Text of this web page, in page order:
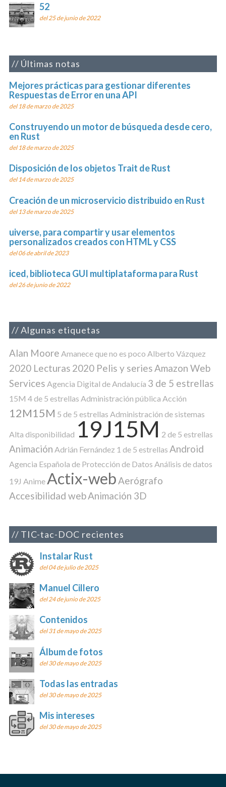
52
del 25 de junio de 2022
Últimas notas
Mejores prácticas para gestionar diferentes
Respuestas de Error en una API
del 18 de marzo de 2025
Construyendo un motor de búsqueda desde cero,
en Rust
del 18 de marzo de 2025
Disposición de los objetos Trait de Rust
del 14 de marzo de 2025
Creación de un microservicio distribuido en Rust
del 13 de marzo de 2025
uiverse, para compartir y usar elementos
personalizados creados con HTML y CSS
del 06 de abril de 2023
iced, biblioteca GUI multiplataforma para Rust
del 26 de junio de 2022
Algunas etiquetas
Alan Moore Amanece que no es poco Alberto Vázquez
2020 Lecturas 2020 Pelis y seriesAmazon Web
Services Agencia Digital de Andalucía 3 de 5 estrellas
15M 4 de 5 estrellas Administración pública Acción
12M15M 5 de 5 estrellas Administración de sistemas
Alta disponibilidad 19J15M 2 de 5 estrellas
Animación Adrián Fernández 1 de 5 estrellas Android
Agencia Española de Protección de Datos Análisis de datos
19J AnimeActix-webAerógrafo
Accesibilidad webAnimación 3D
TIC-tac-DOC recientes
Instalar Rust
del 04 de julio de 2025
Manuel Cillero
del 24 de junio de 2025
Contenidos
del 31 de mayo de 2025
Álbum de fotos
del 30 de mayo de 2025
Todas las entradas
del 30 de mayo de 2025
Mis intereses
del 30 de mayo de 2025